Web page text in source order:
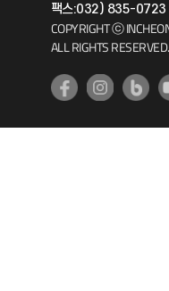
기초교육원
팩스:032) 835-0723
COPYRIGHT ⓒ
ALL RIGHTS RESERVED.